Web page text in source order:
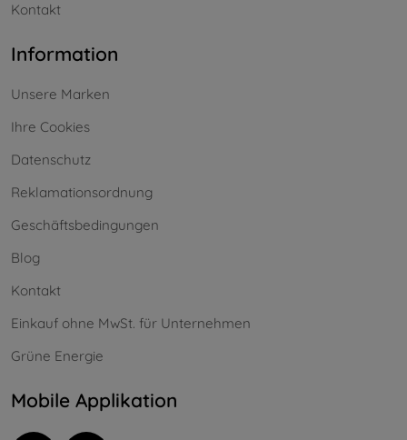
Kontakt
Information
Unsere Marken
Ihre Cookies
Datenschutz
Reklamationsordnung
Geschäftsbedingungen
Blog
Kontakt
Einkauf ohne MwSt. für Unternehmen
Grüne Energie
Mobile Applikation